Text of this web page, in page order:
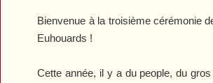
Bienvenue à la troisième cérémonie
Euhouards !
Cette année, il y a du people, du